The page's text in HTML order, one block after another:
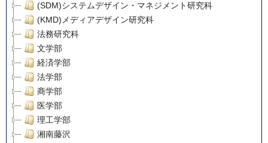
(SDM)システムデザイン・マネジメント研究科
(KMD)メディアデザイン研究科
法務研究科
文学部
経済学部
法学部
商学部
医学部
理工学部
湘南藤沢